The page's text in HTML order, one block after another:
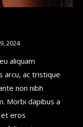
2024
aliquam
arcu, ac tristique
non nibh
Morbi dapibus a
et eros